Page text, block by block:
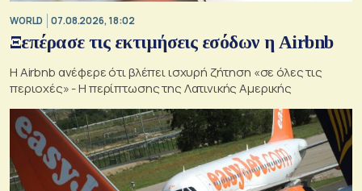
WORLD 07.08.2026, 18:02
Ξεπέρασε τις εκτιμήσεις εσόδων η Airbnb
Η Airbnb ανέφερε ότι βλέπει ισχυρή ζήτηση «σε όλες τις
περιοχές» - Η περίπτωσης της Λατινικής Αμερικής